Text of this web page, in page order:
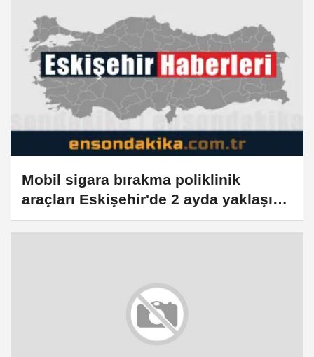
Mobil sigara bırakma poliklinik
araçları Eskişehir'de 2 ayda yaklaşık
600 kişiye ulaştı